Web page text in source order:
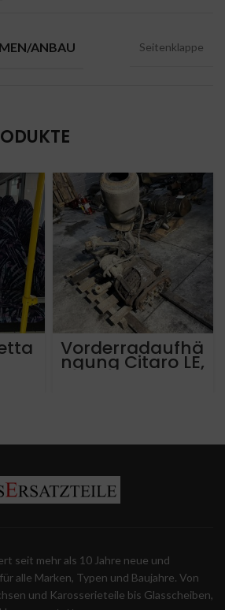
ANBAU Seitenklappe
Vorderradaufhä
ngung Citaro LE,
Achsschenkel &
seit mehr als 10 Jahre neue und
alle Marken, Typen und Baujahre. Von
und Karosserieteile bis Glasscheiben,